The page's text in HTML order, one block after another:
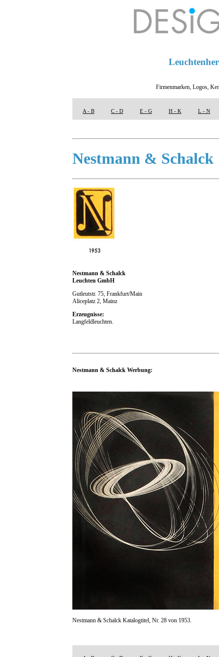
Firmenmarken, Logos,
A - B C - D E - G H - K L - N
Nestmann & Schalck
Nestmann & Schalck
Leuchten GmbH
Gutleutstr. 75, Frankfurt/Main
Aliceplatz 2, Mainz
Erzeugnisse:
Langfeldleuchten.
Nestmann & Schalck Werbung:
Nestmann & Schalck Katalogtitel, Nr. 28 von 1953.